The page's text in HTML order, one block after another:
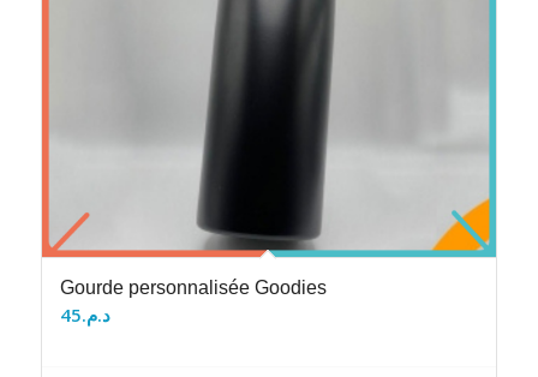
Gourde personnalisée Goodies
د.م.45